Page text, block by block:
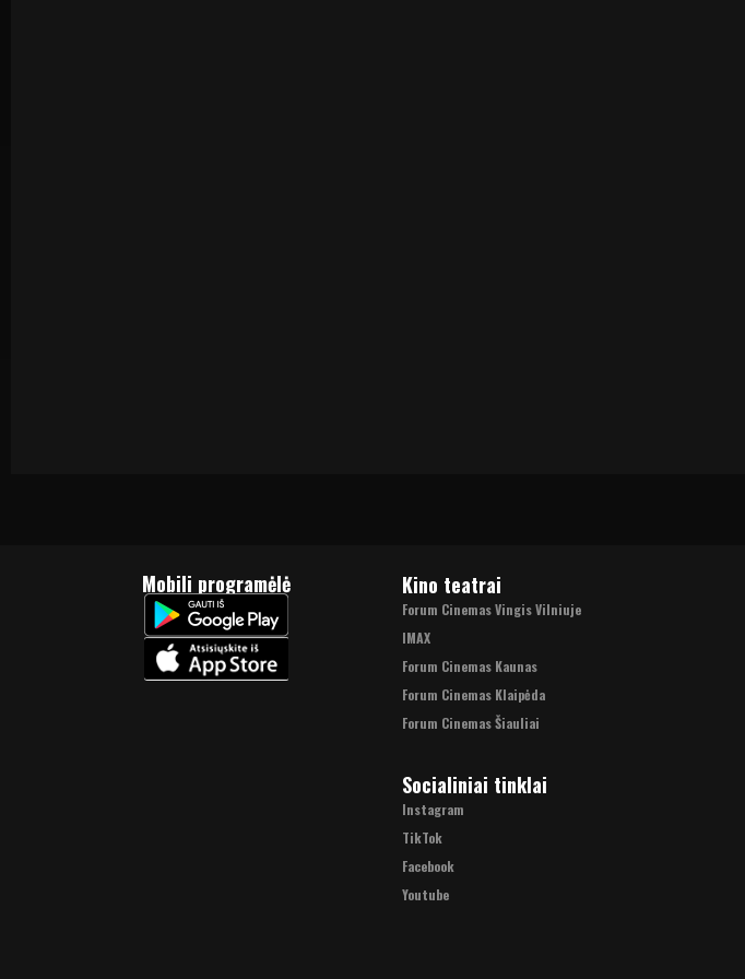
Mobili programėlė Kino teatrai
Forum Cinemas Vingis Vilniuje
IMAX
Forum Cinemas Kaunas
Forum Cinemas Klaipėda
Forum Cinemas Šiauliai
Socialiniai tinklai
Instagram
TikTok
Facebook
Youtube